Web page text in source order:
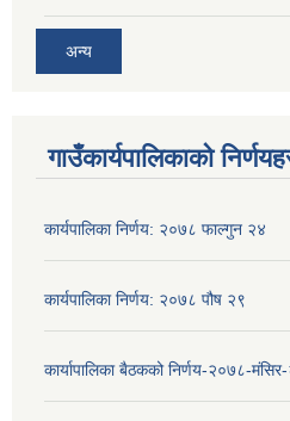
अन्य
गाउँकार्यपालिकाको
कार्यपालिका निर्णय: २०७८ फाल्गुन २४
कार्यपालिका निर्णय: २०७८ पौष २९
कार्यापालिका बैठकको निर्णय-२०७८-